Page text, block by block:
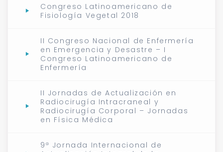
Congreso Latinoamericano de
Fisiología Vegetal 2018
II Congreso Nacional de Enfermería
en Emergencia y Desastre – I
Congreso Latinoamericano de
Enfermería
II Jornadas de Actualización en
Radiocirugía Intracraneal y
Radiocirugía Corporal – Jornadas
en Física Médica
9ª Jornada Internacional de